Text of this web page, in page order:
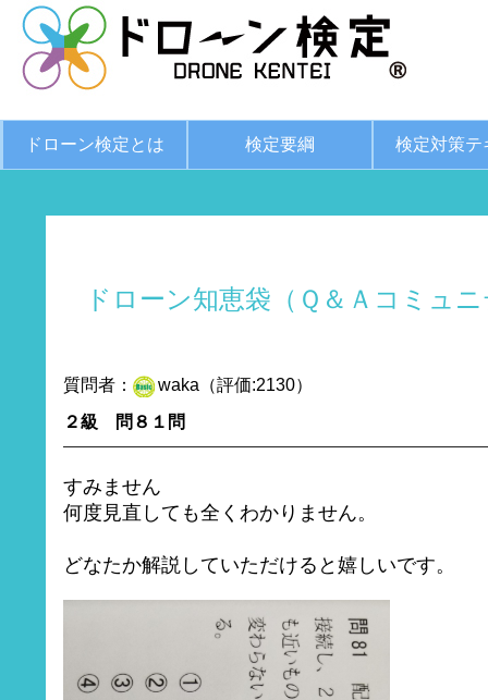
ドローン検定とは 検定要綱 検定対策テ
ドローン知恵袋（Ｑ＆Ａコミュ
質問者：
waka（評価:2130）
２級 問８１問
すみません
何度見直しても全くわかりません。
どなたか解説していただけると嬉しいです。